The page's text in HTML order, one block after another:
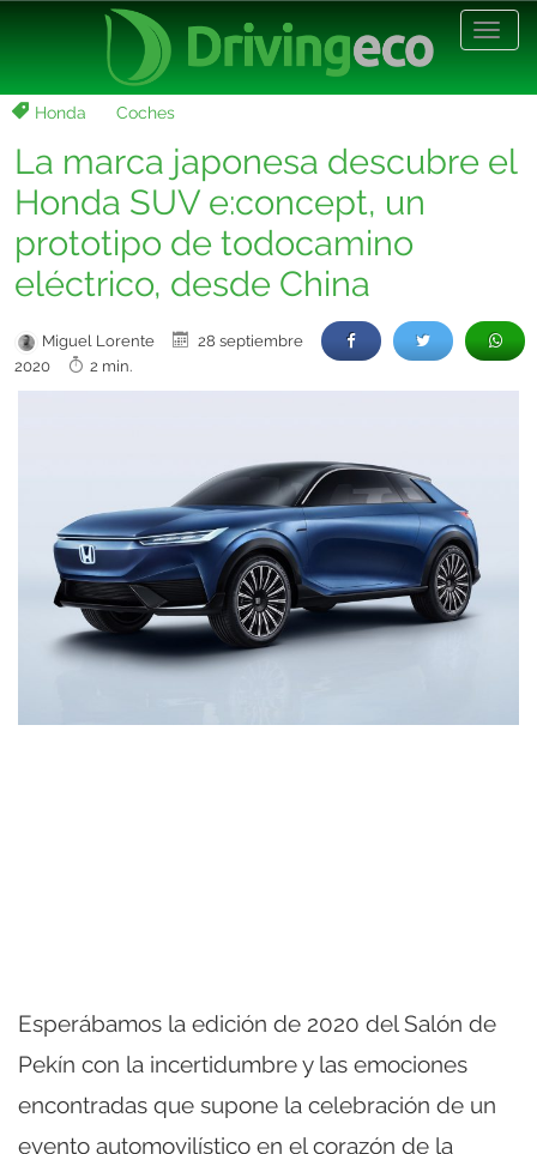
Honda Coches
La marca japonesa descubre el
Honda SUV e:concept, un
prototipo de todocamino
eléctrico, desde China
Miguel Lorente
28 septiembre
2020
2 min.
Esperábamos la edición de 2020 del Salón de
Pekín con la incertidumbre y las emociones
encontradas que supone la celebración de un
evento automovilístico en el corazón de la